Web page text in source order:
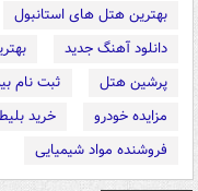
بهترین هتل های استانبول
دانلود آهنگ جدید
پرشین هتل
ثبت نام
مزایده خودرو
خرید
فروشنده مواد شیمیایی